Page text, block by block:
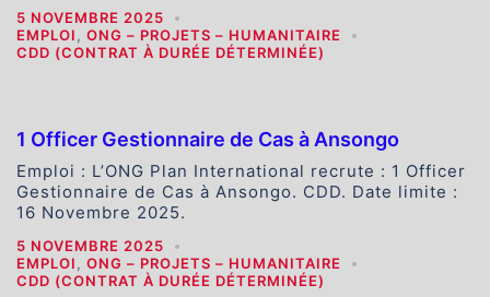
5 NOVEMBRE 2025
EMPLOI , ONG – PROJETS – HUMANITAIRE
CDD (CONTRAT À DURÉE DÉTERMINÉE)
1 Officer Gestionnaire de Cas à Ansongo
Emploi : L’ONG Plan International recrute : 1 Officer
Gestionnaire de Cas à Ansongo. CDD. Date limite :
16 Novembre 2025.
5 NOVEMBRE 2025
EMPLOI , ONG – PROJETS – HUMANITAIRE
CDD (CONTRAT À DURÉE DÉTERMINÉE)